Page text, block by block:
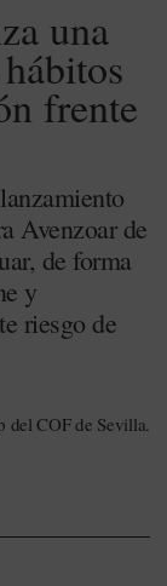
una
frente
Avenzoar de
de forma
y
riesgo de
del COF de Sevilla.